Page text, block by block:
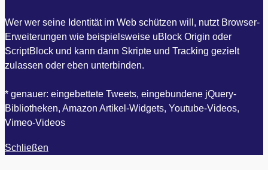
Wer wer seine Identität im Web schützen will, nutzt Browser-
Erweiterungen wie beispielsweise uBlock Origin oder
ScriptBlock und kann dann Skripte und Tracking gezielt
zulassen oder eben unterbinden.
* genauer: eingebettete Tweets, eingebundene jQuery-
Bibliotheken, Amazon Artikel-Widgets, Youtube-Videos,
Vimeo-Videos
Schließen